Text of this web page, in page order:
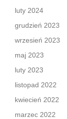
luty 2024
grudzień 2023
wrzesień 2023
maj 2023
luty 2023
listopad 2022
kwiecień 2022
marzec 2022